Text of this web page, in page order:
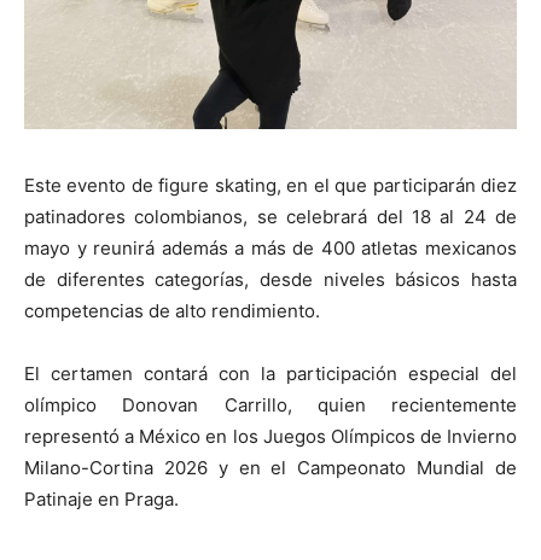
Este evento de figure skating, en el que participarán diez
patinadores colombianos, se celebrará del 18 al 24 de
mayo y reunirá además a más de 400 atletas mexicanos
de diferentes categorías, desde niveles básicos hasta
competencias de alto rendimiento.
El certamen contará con la participación especial del
olímpico Donovan Carrillo, quien recientemente
representó a México en los Juegos Olímpicos de Invierno
Milano-Cortina 2026 y en el Campeonato Mundial de
Patinaje en Praga.